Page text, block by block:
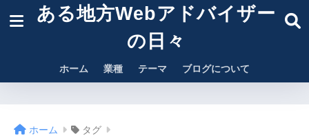
ある地方Webアドバイザー
の日々
ホーム 業種 テーマ ブログについて
ホーム タグ